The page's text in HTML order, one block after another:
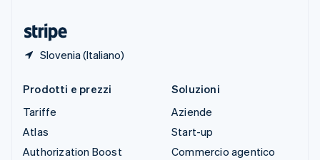
Slovenia (Italiano)
Prodotti e prezzi
Tariffe
Atlas
Authorization Boost
Soluzioni
Aziende
Start-up
Commercio agentico